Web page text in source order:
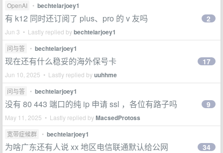
OpenAI • bechtelarjoey1
有 k12 同时还订阅了 plus、pro 的 v 友吗
Jun 3 • Lastly replied bybechtelarjoey1
2
问与答 • bechtelarjoey1
现在还有什么稳妥的海外保号卡
Jun 10, 2025 • Lastly replied byuuhhme
17
问与答 • bechtelarjoey1
没有 80 443 端口的纯 ip 申请 ssl ，各位有路子吗
May 11, 2025 • Lastly replied byMacsedProtoss
9
宽带症候群 • bechtelarjoey1
为啥广东还有人说 xx 地区电信联通默认给公网 34